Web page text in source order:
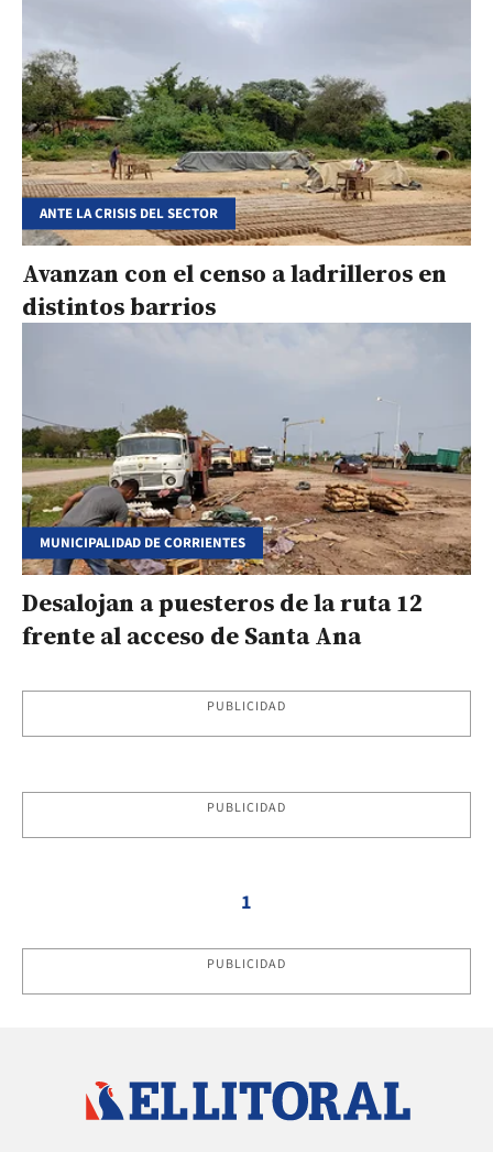
ANTE LA CRISIS DEL SECTOR
Avanzan con el censo a ladrilleros en
distintos barrios
MUNICIPALIDAD DE CORRIENTES
Desalojan a puesteros de la ruta 12
frente al acceso de Santa Ana
PUBLICIDAD
PUBLICIDAD
1
PUBLICIDAD